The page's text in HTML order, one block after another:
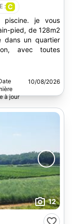
: C
piscine. je vous
pied, de 128m2
dans un quartier
avec toutes
10/08/2026
12